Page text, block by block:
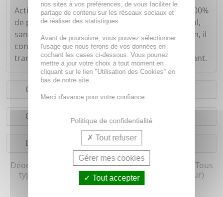
Action 24h. Antibactérien naturel composé de 100%
de purs cristaux d'Alun. Sans parfum, sans alcool,
sans chlorydrate, sans chlorhydrate d'aluminium, il
convient à tous types de peaux. L'Alun régule la
transpiration, il est astringent, calmant et apaisant.
Conseils d'utilisation
Composition
Indications
Déodorant aisselle stick pour homme et femme (Tous
types de peaux et Peau sensible, peau à rougeur)
nos sites à vos préférences, de vous faciliter le
partage de contenu sur les réseaux sociaux et
de réaliser des statistiques
Avant de poursuivre, vous pouvez sélectionner
l'usage que nous ferons de vos données en
cochant les cases ci-dessous. Vous pourrez
mettre à jour votre choix à tout moment en
cliquant sur le lien "Utilisation des Cookies" en
bas de notre site.
Merci d'avance pour votre confiance.
Politique de confidentialité
Tout refuser
Gérer mes cookies
Tout accepter